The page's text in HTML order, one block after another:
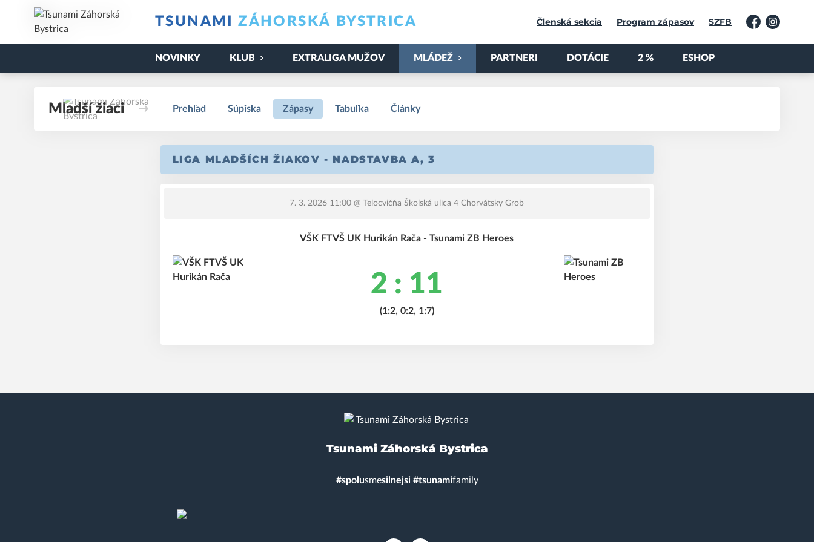
TSUNAMIZÁHORSKÁ BYSTRICA Členská sekcia Program zápasov SZFB FacebookInstagram
NOVINKY KLUB EXTRALIGA MUŽOV MLÁDEŽ PARTNERI DOTÁCIE 2 % ESHOP
Mladší žiaci Prehľad Súpiska Zápasy Tabuľka Články
LIGA MLADŠÍCH ŽIAKOV - NADSTAVBA A, 3
7. 3. 2026 11:00 @ Telocvičňa Školská ulica 4 Chorvátsky Grob
VŠK FTVŠ UK Hurikán Rača - Tsunami ZB Heroes
2 : 11
(1:2, 0:2, 1:7)
Tsunami Záhorská Bystrica
#spolusmesilnejsi #tsunamifamily